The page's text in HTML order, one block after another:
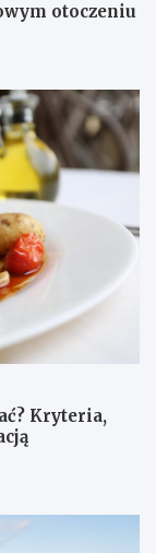
otoczeniu
Kryteria,